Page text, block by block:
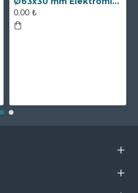
0,00 ₺